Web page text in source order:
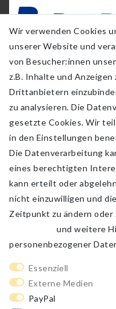
Impressum
Wir verwenden Cookies
unserer Website und
von Besucher:innen
z.B. Inhalte und
Drittanbietern
zu analysieren. Die
gesetzte Cookies. Wir
in den Einstellungen
Die Datenverarbeitung
eines berechtigten
kann erteilt oder
nicht einzuwilligen und
Zeitpunkt zu ändern oder
und weitere
personenbezogener
Essenziell
Externe Medien
PayPal